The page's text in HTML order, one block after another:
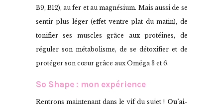
B9, B12), au fer et au magnésium. Mais aussi de se
sentir plus léger (effet ventre plat du matin), de
tonifier ses muscles grâce aux protéines, de
réguler son métabolisme, de se détoxifier et de
protéger son cœur grâce aux Oméga 3 et 6.
So Shape : mon expérience
Rentrons maintenant dans le vif du sujet ! Qu’ai-